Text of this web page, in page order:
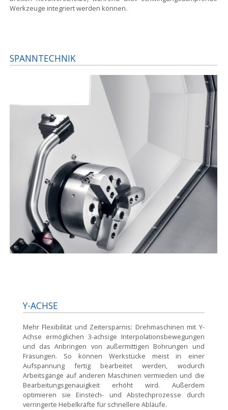
Werkzeuge integriert werden können.
SPANNTECHNIK
Y-ACHSE
Mehr Flexibilität und Zeitersparnis: Drehmaschinen mit Y-
Achse ermöglichen 3-achsige Interpolationsbewegungen
und das Anbringen von außermittigen Bohrungen und
Fräsungen. So können Werkstücke meist in einer
Aufspannung fertig bearbeitet werden, wodurch
Arbeitsgänge auf anderen Maschinen vermieden und die
Bearbeitungsgenauigkeit erhöht wird. Außerdem
optimieren sie Einstech- und Abstechprozesse durch
verringerte Hebelkräfte für schnellere Abläufe.